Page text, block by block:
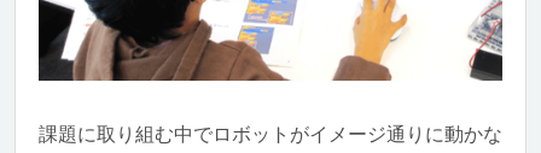
課題に取り組む中でロボットがイメージ通りに動かな